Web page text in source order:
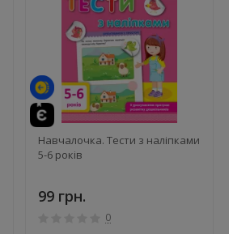
Навчалочка. Тести з наліпками
5-6 років
99 грн.
0